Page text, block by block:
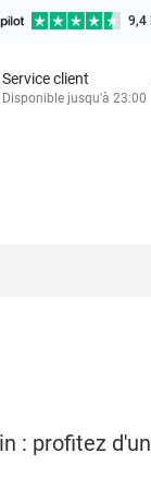
9,4
Service client
Disponible jusqu'à 23:00
: profitez